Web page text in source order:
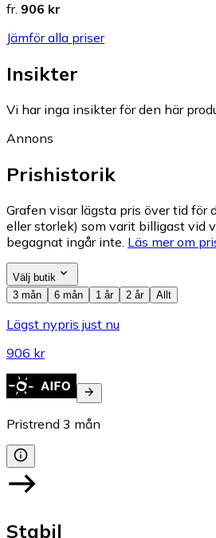
fr. 906 kr
Jämför alla priser
Insikter
Vi har inga insikter för den här
Annons
Prishistorik
Grafen visar lägsta pris över tid för
eller storlek) som varit billigast vid
begagnat ingår inte. Läs mer om
Välj butik
3 mån
6 mån 1 år 2 år Allt
Lägst nypris just nu
906 kr
Pristrend 3 mån
Stabil